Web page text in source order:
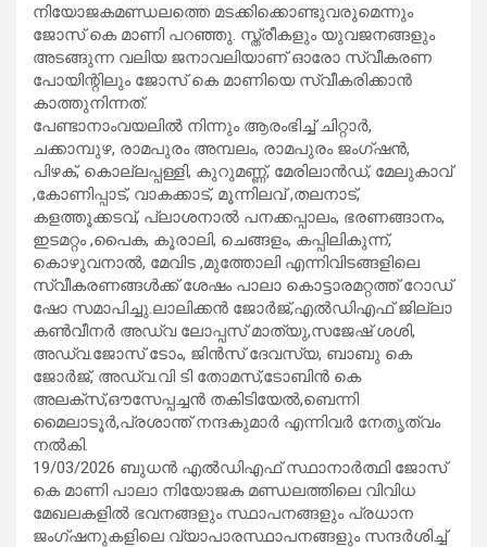
നിയോജകമണ്ഡലത്തെ മടക്കിക്കൊണ്ടുവരുമെന്നും
ജോസ് കെ മാണി പറഞ്ഞു. സ്ത്രീകളും യുവജനങ്ങളും
അടങ്ങുന്ന വലിയ ജനാവലിയാണ് ഓരോ സ്വീകരണ
പോയിന്റിലും ജോസ് കെ മാണിയെ സ്വീകരിക്കാൻ
കാത്തുനിന്നത്.
പേണ്ടാനാംവയലിൽ നിന്നും ആരംഭിച്ച് ചിറ്റാർ,
ചക്കാമ്പുഴ, രാമപുരം അമ്പലം, രാമപുരം ജംഗ്ഷൻ,
പിഴക്, കൊല്ലപ്പള്ളി, കുറുമണ്ണ്, മേരിലാൻഡ്, മേലുകാവ്
,കോണിപ്പാട്, വാകക്കാട്, മൂന്നിലവ് ,തലനാട്,
കളത്തൂക്കടവ്, പ്ലാശനാൽ പനക്കപ്പാലം, ഭരണങ്ങാനം,
ഇടമറ്റം ,പൈക, കൂരാലി, ചെങ്ങളം, കപ്പിലികുന്ന്,
കൊഴുവനാൽ, മേവിട ,മുത്തോലി എന്നിവിടങ്ങളിലെ
സ്വീകരണങ്ങൾക്ക് ശേഷം പാലാ കൊട്ടാരമറ്റത്ത് റോഡ്
ഷോ സമാപിച്ചു.ലാലിക്കൻ ജോർജ്,എൽഡിഎഫ് ജില്ലാ
കൺവീനർ അഡ്വ ലോപ്പസ് മാത്യു,സജേഷ് ശശി,
അഡ്വ.ജോസ് ടോം, ജിൻസ് ദേവസ്യ, ബാബു കെ
ജോർജ്, അഡ്വ.വി ടി തോമസ്,ടോബിൻ കെ
അലക്സ്,ഔസേപ്പച്ചൻ തകിടിയേൽ,ബെന്നി
മൈലാടൂർ,പ്രശാന്ത് നന്ദകുമാർ എന്നിവർ നേതൃത്വം
നൽകി.
19/03/2026 ബുധൻ എൽഡിഎഫ് സ്ഥാനാർത്ഥി ജോസ്
കെ മാണി പാലാ നിയോജക മണ്ഡലത്തിലെ വിവിധ
മേഖലകളിൽ ഭവനങ്ങളും സ്ഥാപനങ്ങളും പ്രധാന
ജംഗ്ഷനുകളിലെ വ്യാപാരസ്ഥാപനങ്ങളും സന്ദർശിച്ച്